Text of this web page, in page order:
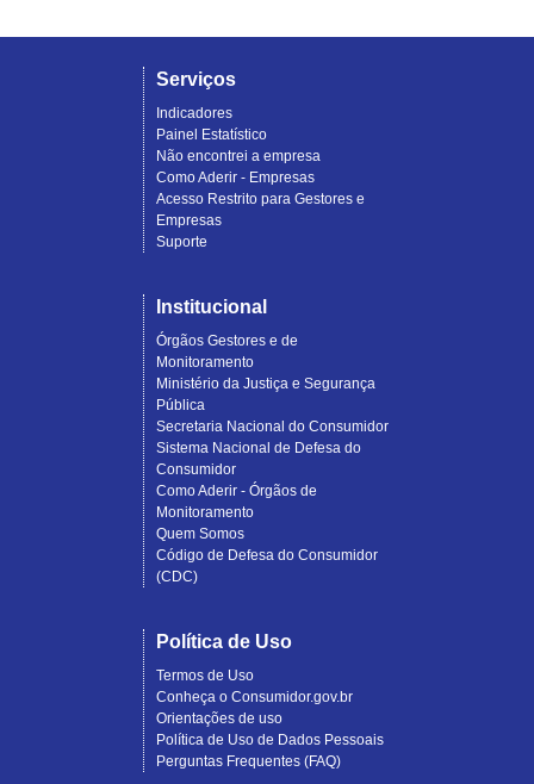
Serviços
Indicadores
Painel Estatístico
Não encontrei a empresa
Como Aderir - Empresas
Acesso Restrito para Gestores e
Empresas
Suporte
Institucional
Órgãos Gestores e de
Monitoramento
Ministério da Justiça e Segurança
Pública
Secretaria Nacional do Consumidor
Sistema Nacional de Defesa do
Consumidor
Como Aderir - Órgãos de
Monitoramento
Quem Somos
Código de Defesa do Consumidor
(CDC)
Política de Uso
Termos de Uso
Conheça o Consumidor.gov.br
Orientações de uso
Política de Uso de Dados Pessoais
Perguntas Frequentes (FAQ)